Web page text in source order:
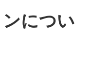
につい